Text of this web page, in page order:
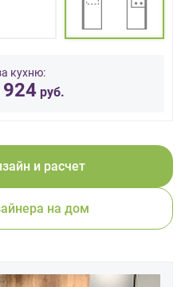
кухню:
руб.
и расчет
на дом